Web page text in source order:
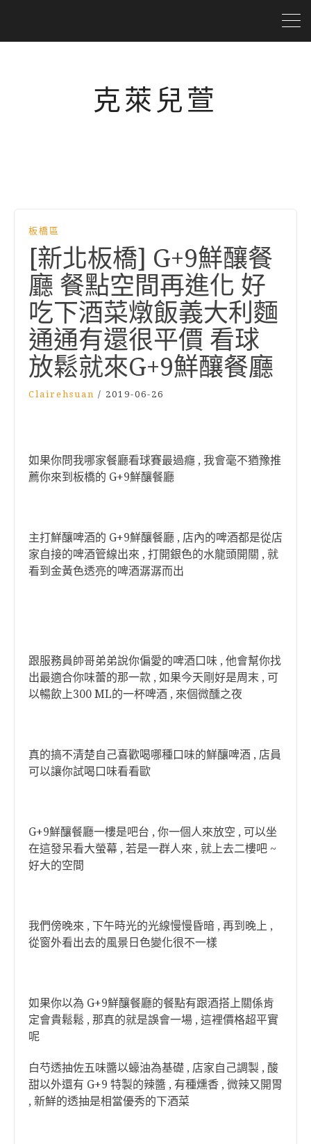
克萊兒萱
板橋區
[新北板橋] G+9鮮釀餐
廳 餐點空間再進化 好
吃下酒菜燉飯義大利麵
通通有還很平價 看球
放鬆就來G+9鮮釀餐廳
Clairehsuan / 2019-06-26
如果你問我哪家餐廳看球賽最過癮 , 我會毫不猶豫推
薦你來到板橋的 G+9鮮釀餐廳
主打鮮釀啤酒的 G+9鮮釀餐廳 , 店內的啤酒都是從店
家自接的啤酒管線出來 , 打開銀色的水龍頭開關 , 就
看到金黃色透亮的啤酒潺潺而出
跟服務員帥哥弟弟說你偏愛的啤酒口味 , 他會幫你找
出最適合你味蕾的那一款 , 如果今天剛好是周末 , 可
以暢飲上300 ML的一杯啤酒 , 來個微醺之夜
真的搞不清楚自己喜歡喝哪種口味的鮮釀啤酒 , 店員
可以讓你試喝口味看看歐
G+9鮮釀餐廳一樓是吧台 , 你一個人來放空 , 可以坐
在這發呆看大螢幕 , 若是一群人來 , 就上去二樓吧 ~
好大的空間
我們傍晚來 , 下午時光的光線慢慢昏暗 , 再到晚上 ,
從窗外看出去的風景日色變化很不一樣
如果你以為 G+9鮮釀餐廳的餐點有跟酒搭上關係肯
定會貴鬆鬆 , 那真的就是誤會一場 , 這裡價格超平實
呢
白芍透抽佐五味醬以蠔油為基礎 , 店家自己調製 , 酸
甜以外還有 G+9 特製的辣醬 , 有種燻香 , 微辣又開胃
, 新鮮的透抽是相當優秀的下酒菜